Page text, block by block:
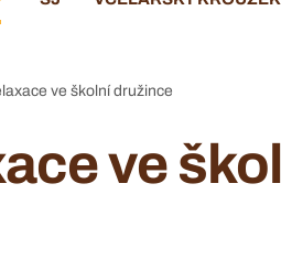
ve školní družince
ve